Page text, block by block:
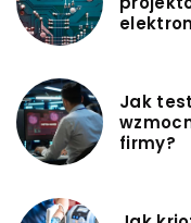
Jak
firmy?